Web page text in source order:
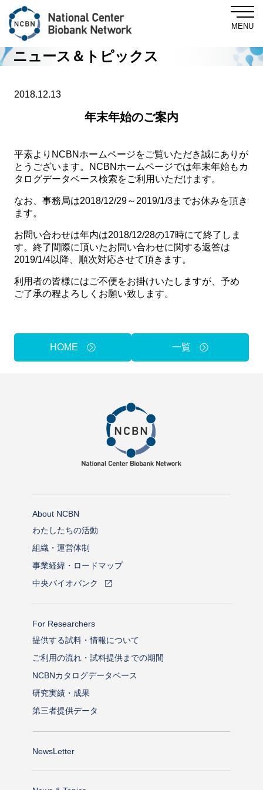
MENU
For Researchers
NewsLetter
News & Topics
Find Samples Method of provision
関連サイト
ENGLISH
ニュース＆トピックス
2018.12.13
年末年始のご案内
平素よりNCBNホームページをご覧いただき誠にありが
とうございます。NCBNホームページでは年末年始もカ
タログデータベース検索をご利用いただけます。
なお、事務局は2018/12/29～2019/1/3までお休みを頂き
ます。
お問い合わせは年内は2018/12/28の17時にて終了しま
す。終了間際に頂いたお問い合わせに関する返答は
2019/1/4以降、順次対応させて頂きます。
利用者の皆様にはご不便をお掛けいたしますが、予め
ご了承の程よろしくお願い致します。
HOME 一覧
About NCBN
わたしたちの活動
組織・運営体制
事業経緯・ロードマップ
中央バイオバンク
For Researchers
提供する試料・情報について
ご利用の流れ・試料提供までの期間
NCBNカタログデータベース
研究実績・成果
第三者提供データ
NewsLetter